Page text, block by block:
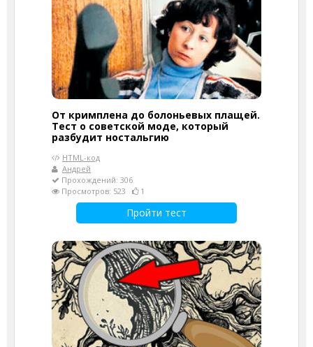
От кримплена до болоньевых плащей.
Тест о советской моде, который
разбудит ностальгию
HTML-код
Андрей
Прохождений: 306
Просмотров: 523
1
Пройти тест